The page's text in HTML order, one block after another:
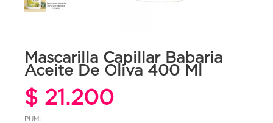
Mascarilla Capillar Babaria
Aceite De Oliva 400 Ml
$ 21.200
PUM: